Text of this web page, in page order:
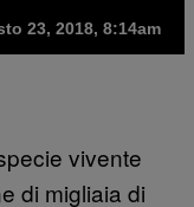
23, 2018, 8:14am
vivente
di migliaia di